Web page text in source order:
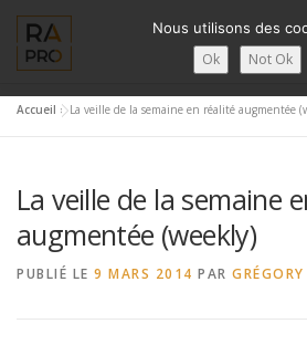
contenu
SERVICES RA’PRO ACTUALITÉ
Accueil »La veille de la semaine en réalité augmentée
La veille de la semaine
augmentée (weekly)
PUBLIÉ LE 9 MARS 2014 PAR
Nous utilisons des
Ok Not Ok